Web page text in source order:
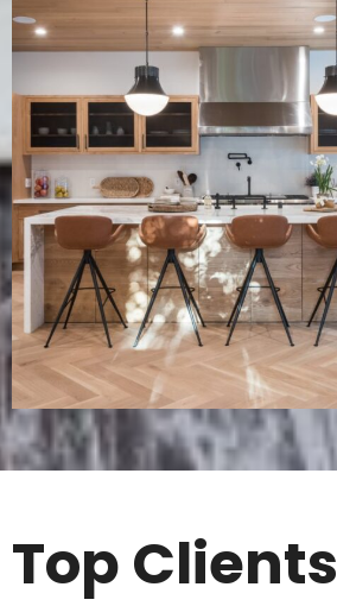
Top Clients